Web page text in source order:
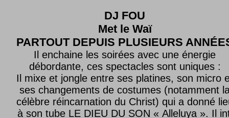
DJ FOU
Met le Waï
PARTOUT DEPUIS PLUSIEURS
Il enchaine les soirées avec une énergie
débordante, ces spectacles sont uniques :
Il mixe et jongle entre ses platines, son micro
ses changements de costumes (notamment
célèbre réincarnation du Christ) qui a donné
à son tube LE DIEU DU SON « Alleluya ». Il